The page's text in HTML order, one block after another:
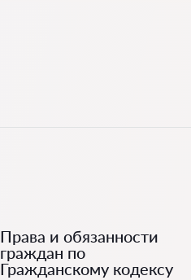
Права и обязанности
граждан по
Гражданскому кодексу